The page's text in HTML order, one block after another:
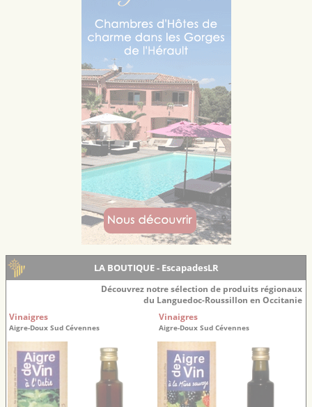
LA BOUTIQUE - EscapadesLR
Découvrez notre sélection de produits régionaux
du Languedoc-Roussillon en Occitanie
Vinaigres
Aigre-Doux Sud Cévennes
Vinaigres
Aigre-Doux Sud Cévennes